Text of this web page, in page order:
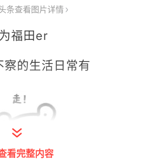
条查看图片详情
福田er
察的生活日常有
看完整内容